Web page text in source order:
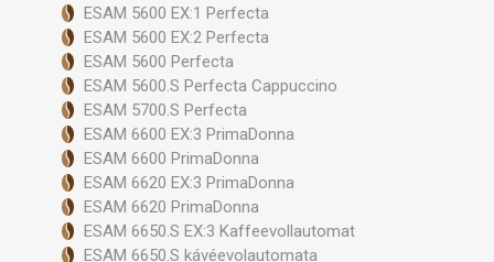
ESAM 5600 EX:1 Perfecta
ESAM 5600 EX:2 Perfecta
ESAM 5600 Perfecta
ESAM 5600.S Perfecta Cappuccino
ESAM 5700.S Perfecta
ESAM 6600 EX:3 PrimaDonna
ESAM 6600 PrimaDonna
ESAM 6620 EX:3 PrimaDonna
ESAM 6620 PrimaDonna
ESAM 6650.S EX:3 Kaffeevollautomat
ESAM 6650.S kávéevolautomata